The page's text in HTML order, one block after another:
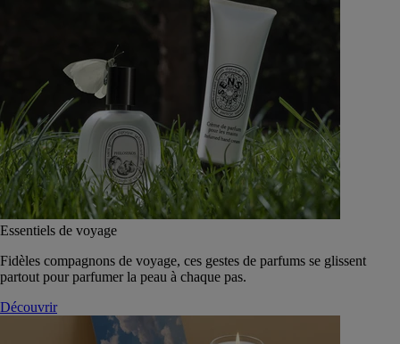
Essentiels de voyage
Fidèles compagnons de voyage, ces gestes de parfums se glissent
partout pour parfumer la peau à chaque pas.
Découvrir